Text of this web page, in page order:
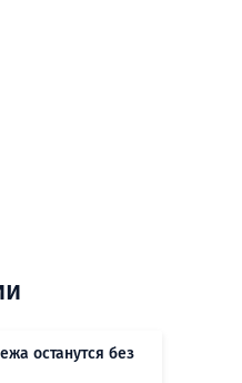
останутся без